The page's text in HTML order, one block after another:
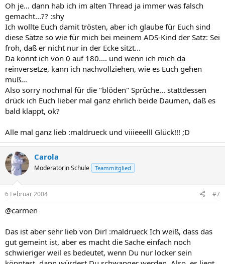
Oh je... dann hab ich im alten Thread ja immer was falsch
gemacht...?? :shy
Ich wollte Euch damit trösten, aber ich glaube für Euch sind
diese Sätze so wie für mich bei meinem ADS-Kind der Satz: Sei
froh, daß er nicht nur in der Ecke sitzt...
Da könnt ich von 0 auf 180.... und wenn ich mich da
reinversetze, kann ich nachvollziehen, wie es Euch gehen
muß...
Also sorry nochmal für die "blöden" Sprüche... stattdessen
drück ich Euch lieber mal ganz ehrlich beide Daumen, daß es
bald klappt, ok?
Alle mal ganz lieb :maldrueck und viiieeelll Glück!!! ;D
Carola
Moderatorin Schule Teammitglied
6 Februar 2004 #7
@carmen
Das ist aber sehr lieb von Dir! :maldrueck Ich weiß, dass das
gut gemeint ist, aber es macht die Sache einfach noch
schwieriger weil es bedeutet, wenn Du nur locker sein